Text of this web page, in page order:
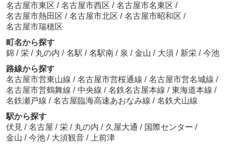
名古屋市東区 / 名古屋市西区 / 名古屋市名東区 /
名古屋市熱田区 / 名古屋市北区 / 名古屋市昭和区 /
名古屋市瑞穂区
町名から探す
錦 / 栄 / 丸の内 / 名駅 / 名駅南 / 泉 / 金山 / 大須 / 新栄 / 今池
路線から探す
名古屋市営東山線 / 名古屋市営桜通線 / 名古屋市営名城線 /
名古屋市営鶴舞線 / 中央線 / 名鉄名古屋本線 / 東海道本線 /
名鉄瀬戸線 / 名古屋臨海高速あおなみ線 / 名鉄犬山線
駅から探す
伏見 / 名古屋 / 栄 / 丸の内 / 久屋大通 / 国際センター /
金山 / 今池 / 大須観音 / 上前津